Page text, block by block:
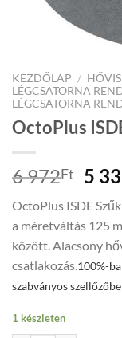
KEZDŐLAP /
LÉGCSATORNA
LÉGCSATORNA
OctoPlus
6 972Ft
was:
6
5
OctoPlus ISDE
a méretváltás 125
között. Alacsony
csatlakozás. 100%-
szabványos
1 készleten